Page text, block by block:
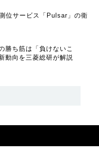
位サービス「Pulsar」の衛
勝ち筋は「負けないこ
動向を三菱総研が解説